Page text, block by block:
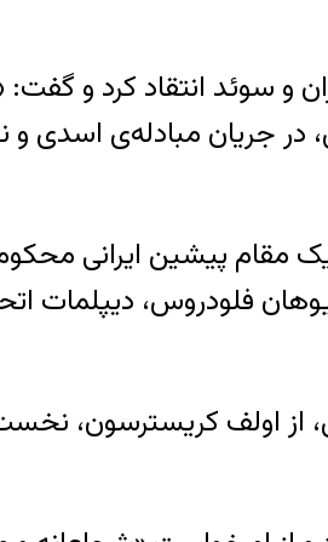
و سوئد انتقاد کرد و
جریان مبادله‌ی اسدی و
مقام پیشین ایرانی
فلودروس، دیپلمات